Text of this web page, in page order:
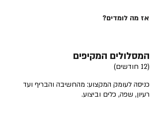
אז מה לומדים?
המסלולים המקיפים
(12 חודשים)
כניסה לעומק המקצוע: מהחשיבה והבריף ועד
רעיון, שפה, כלים וביצוע.